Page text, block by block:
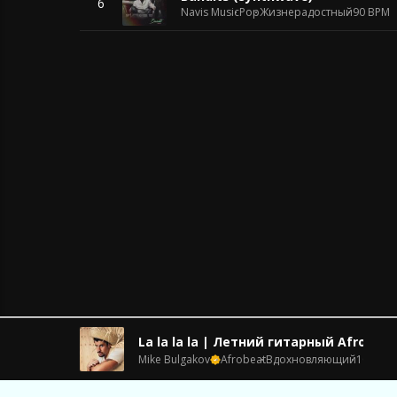
Navis MusicPopЖизнерадостный90 BPM
La la la la | Летний гитарный Afrobeat
Mike Bulgakov AfrobeatВдохновляющий104